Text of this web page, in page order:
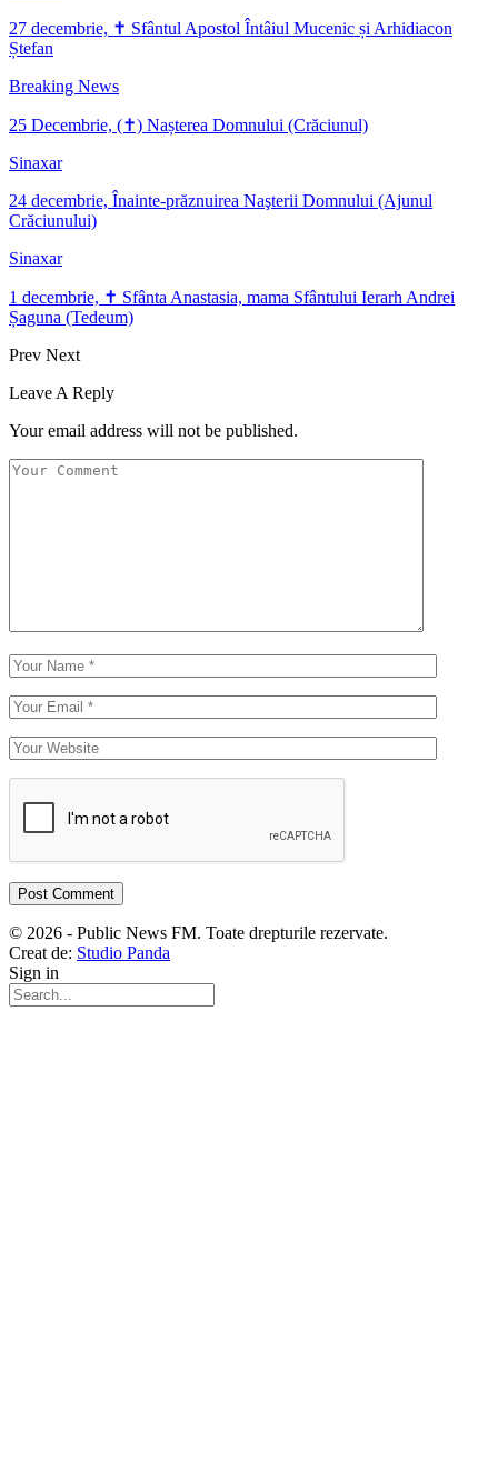
27 decembrie, ✝ Sfântul Apostol Întâiul Mucenic și Arhidiacon
Ștefan
Breaking News
25 Decembrie, (✝) Nașterea Domnului (Crăciunul)
Sinaxar
24 decembrie, Înainte-prăznuirea Naşterii Domnului (Ajunul
Crăciunului)
Sinaxar
1 decembrie, ✝ Sfânta Anastasia, mama Sfântului Ierarh Andrei
Șaguna (Tedeum)
Prev Next
Leave A Reply
Your email address will not be published.
© 2026 - Public News FM. Toate drepturile rezervate.
Creat de: Studio Panda
Sign in